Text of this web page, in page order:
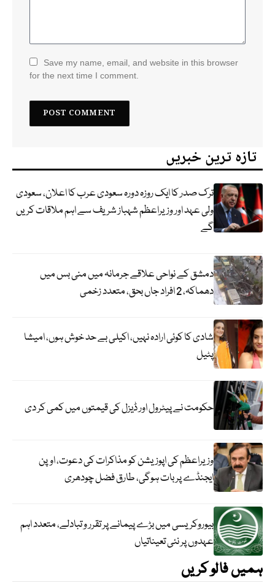
Save my name, email, and website in this browser
for the next time I comment.
تازہ ترین خبریں
ترک صدر کا ایک روزہ دورہ سعودی عرب کا اعلان، سعودی
ولی عہد اور وزیراعظم شہباز شریف سے اہم ملاقات کریں
گے
دمشق کے نواحی علاقے جرمانہ میں منی بس میں
دھماکہ، 2 افراد جاں بحق، متعدد زخمی
شادی کا کوئی ارادہ نہیں، اکیلی بے حد خوش ہوں، امیشا
پٹیل
حکومت نے پیٹرول اور ڈیزل کی قیمتوں میں کمی کر دی
وزیراعظم کی اپوزیشن کو مذاکرات کی دعوت، اوپن
ایجنڈے پر بات ہوگی، طارق فضل چودھری
بیوروکریسی میں بڑے پیمانے پر تقرر و تبادلے، متعدد اہم
عہدوں پر نئی تعیناتیاں
ہمیں فالو کریں